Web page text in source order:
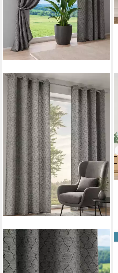
KUTTI
Vorhang Pira (1 St), Ösen,
blickdicht, schwerer